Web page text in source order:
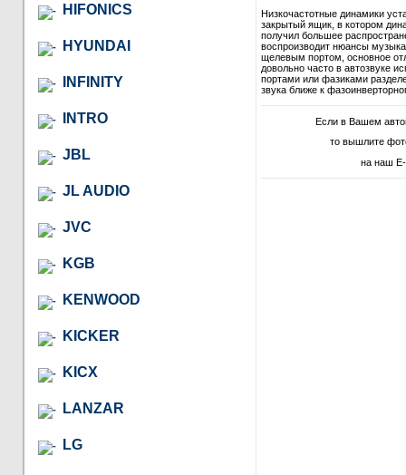
HIFONICS
HYUNDAI
INFINITY
INTRO
JBL
JL AUDIO
JVC
KGB
KENWOOD
KICKER
KICX
LANZAR
LG
Низкочастотные динамики
закрытый ящик, в котором
получил большее
воспроизводит нюансы
щелевым портом, основное
довольно часто в автозвуке
портами или фазиками
звука ближе к
Если в Вашем
то вышлите
на наш